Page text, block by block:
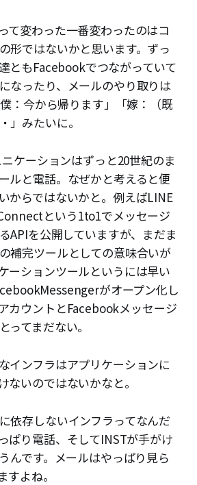
て変わった一番変わったのはコ
形ではないかと思います。ずっ
ともFacebookでつながっていて
なったり、メールのやり取りは
：今から帰ります」「嫁：（既
」みたいに。
ケーションはずっと20世紀のま
ルと電話。なぜかと考えると便
からではないかと。例えばLINE
という1to1でメッセージ
APIを公開していますが、まだま
補完ツールとしての意味合いが
ーションツールというには早い
がオープン化し
カウントとFacebookメッセージ
ってまだない。
インフラはアプリケーションに
ないのではないかなと。
依存しないインフラってなんだ
ぱり電話、そしてINSTが手がけ
んです。メールはやっぱり見ら
すよね。